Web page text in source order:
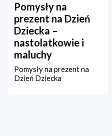
Pomysły na
prezent na Dzień
Dziecka –
nastolatkowie i
maluchy
Pomysły na prezent na
Dzień Dziecka